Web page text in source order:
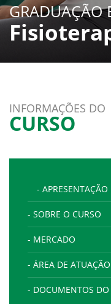
GRADUAÇÃO
INFORMAÇÕES DO
CURSO
- APRESENTAÇÃO
- SOBRE O CURSO
- MERCADO
- ÁREA DE ATUAÇÃO
- DOCUMENTOS DO